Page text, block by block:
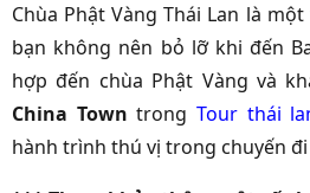
Chùa Phật Vàng Thái Lan là
bạn không nên bỏ lỡ khi đến
hợp đến chùa Phật Vàng và
China Towntrong Tour thái
hành trình thú vị trong chuyến đi